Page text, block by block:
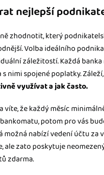
nejlepší
zhodnotit, který
Volba ideálního
záležitostí. Každá
nimi spojené poplatky. Záleží,
využívat a jak často.
víte, že každý měsíc
potom pro vás
možná nabízí vedení účtu za
ale zato poskytuje
zdarma.